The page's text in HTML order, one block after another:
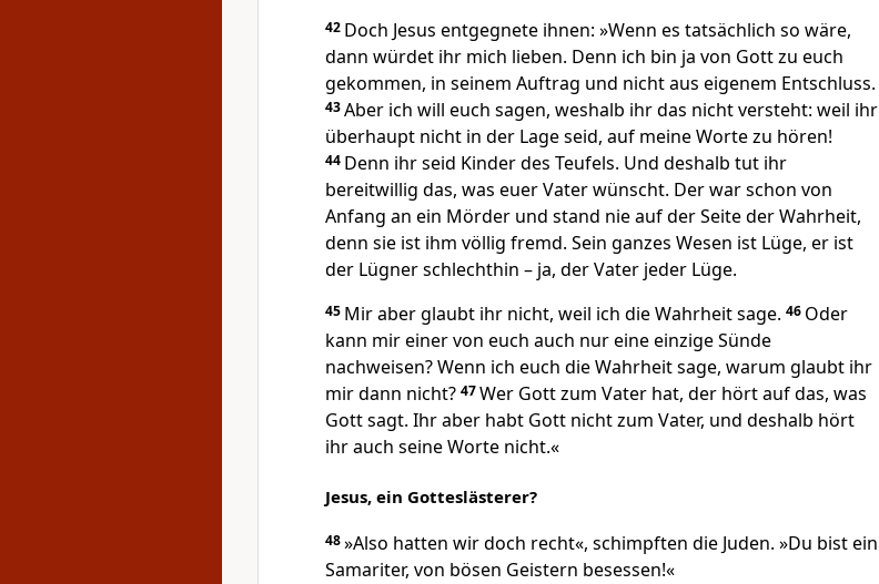
42 Doch Jesus entgegnete ihnen: »Wenn es tatsächlich so wäre,
dann würdet ihr mich lieben. Denn ich bin ja von Gott zu euch
gekommen, in seinem Auftrag und nicht aus eigenem Entschluss.
43Aber ich will euch sagen, weshalb ihr das nicht versteht: weil ihr
überhaupt nicht in der Lage seid, auf meine Worte zu hören!
44 Denn ihr seid Kinder des Teufels. Und deshalb tut ihr
bereitwillig das, was euer Vater wünscht. Der war schon von
Anfang an ein Mörder und stand nie auf der Seite der Wahrheit,
denn sie ist ihm völlig fremd. Sein ganzes Wesen ist Lüge, er ist
der Lügner schlechthin – ja, der Vater jeder Lüge.
45 Mir aber glaubt ihr nicht, weil ich die Wahrheit sage. 46 Oder
kann mir einer von euch auch nur eine einzige Sünde
nachweisen? Wenn ich euch die Wahrheit sage, warum glaubt ihr
mir dann nicht? 47Wer Gott zum Vater hat, der hört auf das, was
Gott sagt. Ihr aber habt Gott nicht zum Vater, und deshalb hört
ihr auch seine Worte nicht.«
Jesus, ein Gotteslästerer?
48»Also hatten wir doch recht«, schimpften die Juden. »Du bist ein
Samariter, von bösen Geistern besessen!«